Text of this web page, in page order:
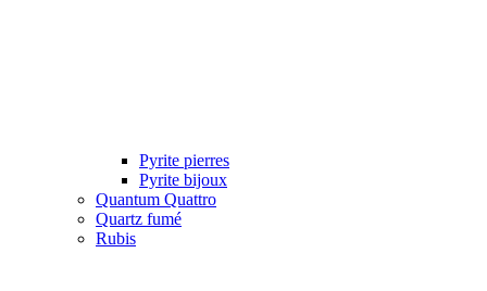
Pyrite pierres
Pyrite bijoux
Quantum Quattro
Quartz fumé
Rubis